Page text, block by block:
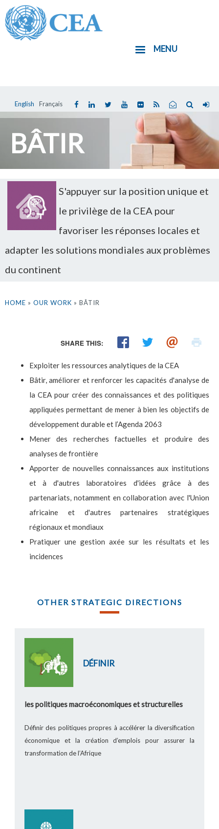
Aller
au
contenu
English Français
MENU
BÂTIR
S'appuyer sur la position unique et
le privilège de la CEA pour
favoriser les réponses locales et
adapter les solutions mondiales aux problèmes
du continent
Vous
êtes
ici
HOME » OUR WORK » BÂTIR
SHARE THIS:
Exploiter les ressources analytiques de la CEA
Bâtir, améliorer et renforcer les capacités d'analyse de
la CEA pour créer des connaissances et des politiques
appliquées permettant de mener à bien les objectifs de
développement durable et l’Agenda 2063
Mener des recherches factuelles et produire des
analyses de frontière
Apporter de nouvelles connaissances aux institutions
et à d'autres laboratoires d'idées grâce à des
partenariats, notamment en collaboration avec l'Union
africaine et d'autres partenaires stratégiques
régionaux et mondiaux
Pratiquer une gestion axée sur les résultats et les
incidences
OTHER STRATEGIC DIRECTIONS
DÉFINIR
les politiques macroéconomiques et structurelles
Définir des politiques propres à accélérer la diversification
économique et la création d’emplois pour assurer la
transformation de l’Afrique